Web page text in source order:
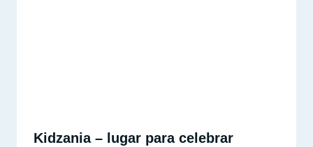
Kidzania – lugar para celebrar